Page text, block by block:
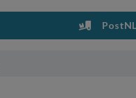
Uw
Vul hem met